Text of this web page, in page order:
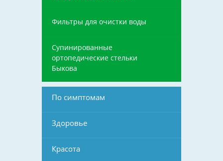
Фильтры для очистки воды
Супинированные
ортопедические стельки
Быкова
По симптомам
Здоровье
Красота